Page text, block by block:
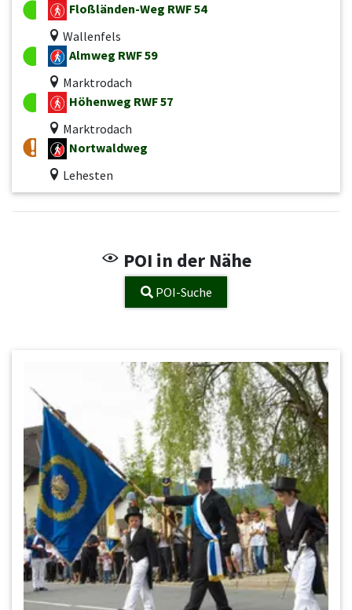
Floßländen-Weg RWF 54
Wallenfels
Almweg RWF 59
Marktrodach
Höhenweg RWF 57
Marktrodach
Nortwaldweg
Lehesten
POI in der Nähe
POI-Suche